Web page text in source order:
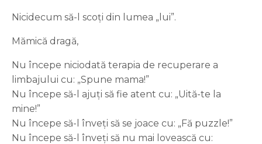
Nicidecum să-l scoți din lumea „lui”.
Mămică dragă,
Nu începe niciodată terapia de recuperare a
limbajului cu: „Spune mama!”
Nu începe să-l ajuți să fie atent cu: „Uită-te la
mine!”
Nu începe să-l înveți să se joace cu: „Fă puzzle!”
Nu începe să-l înveți să nu mai lovească cu: